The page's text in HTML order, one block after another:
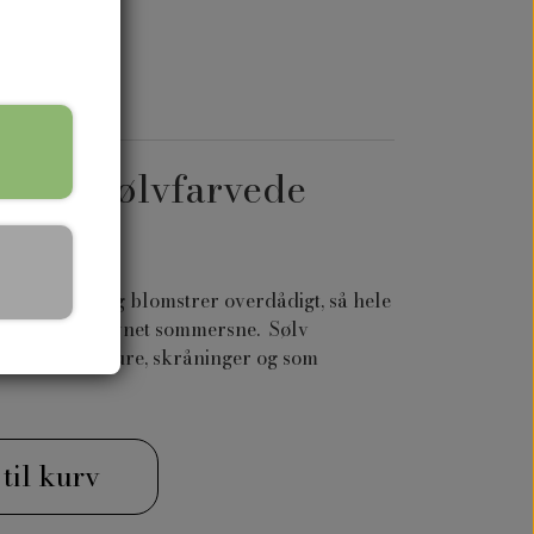
sølvfarvede
blade og blomstrer overdådigt, så hele
under navnet sommersne. Sølv
mure, skråninger og som
kurv